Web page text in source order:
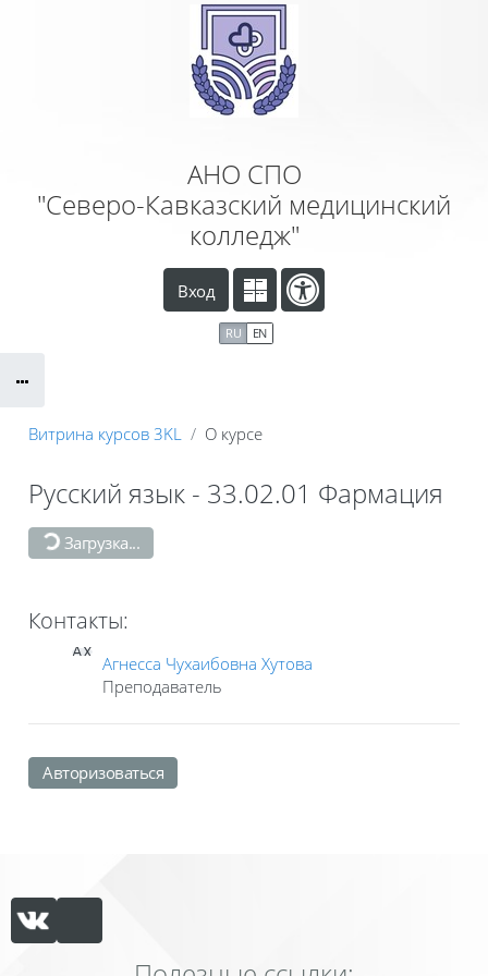
Перейти к основному содержанию
АНО СПО
"Северо-Кавказский медицинский
колледж"
Вход
RU EN
Витрина курсов 3KL О курсе
Русский язык - 33.02.01 Фармация
Загрузка...
Контакты:
АХ
Агнесса Чухаибовна Хутова
Преподаватель
Авторизоваться